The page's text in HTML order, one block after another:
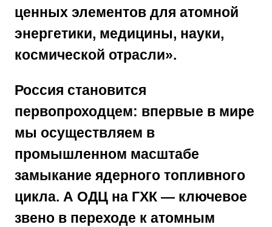
ценных элементов для атомной
энергетики, медицины, науки,
космической отрасли».
Россия становится
первопроходцем: впервые в мире
мы осуществляем в
промышленном масштабе
замыкание ядерного топливного
цикла. А ОДЦ на ГХК — ключевое
звено в переходе к атомным